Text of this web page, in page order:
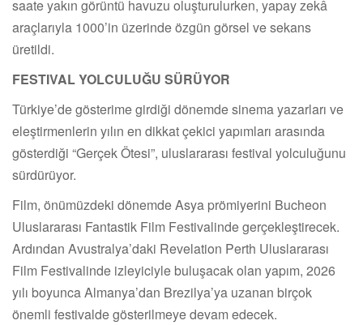
saate yakın görüntü havuzu oluşturulurken, yapay zekâ
araçlarıyla 1000’in üzerinde özgün görsel ve sekans
üretildi.
FESTIVAL YOLCULUĞU SÜRÜYOR
Türkiye’de gösterime girdiği dönemde sinema yazarları ve
eleştirmenlerin yılın en dikkat çekici yapımları arasında
gösterdiği “Gerçek Ötesi”, uluslararası festival yolculuğunu
sürdürüyor.
Film, önümüzdeki dönemde Asya prömiyerini Bucheon
Uluslararası Fantastik Film Festivalinde gerçekleştirecek.
Ardından Avustralya’daki Revelation Perth Uluslararası
Film Festivalinde izleyiciyle buluşacak olan yapım, 2026
yılı boyunca Almanya’dan Brezilya’ya uzanan birçok
önemli festivalde gösterilmeye devam edecek.